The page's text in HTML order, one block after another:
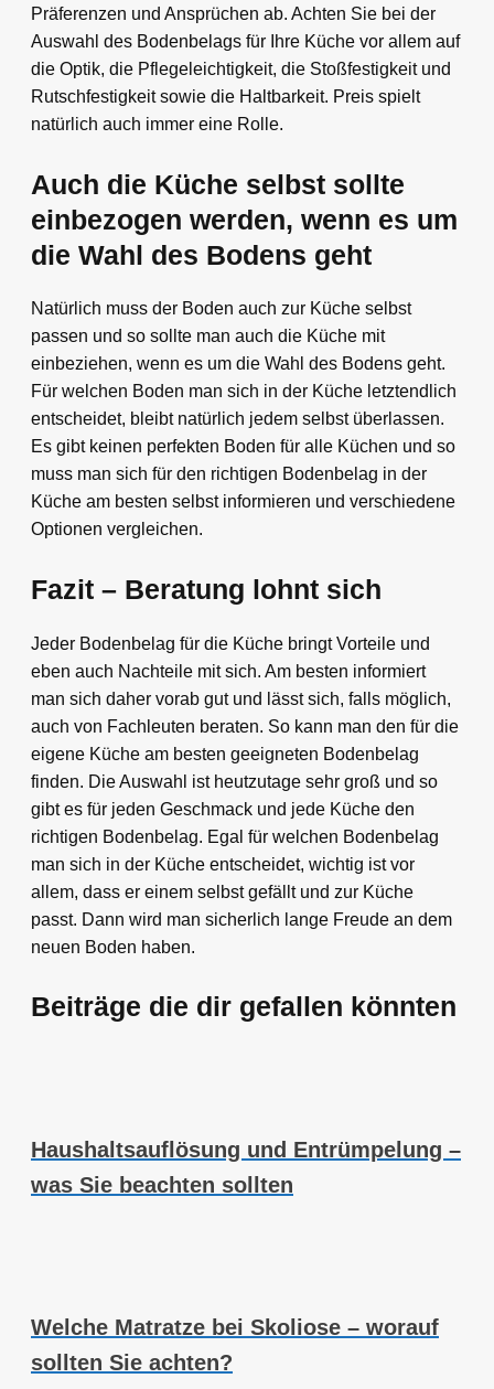
Präferenzen und Ansprüchen ab. Achten Sie bei der
Auswahl des Bodenbelags für Ihre Küche vor allem auf
die Optik, die Pflegeleichtigkeit, die Stoßfestigkeit und
Rutschfestigkeit sowie die Haltbarkeit. Preis spielt
natürlich auch immer eine Rolle.
Auch die Küche selbst sollte
einbezogen werden, wenn es um
die Wahl des Bodens geht
Natürlich muss der Boden auch zur Küche selbst
passen und so sollte man auch die Küche mit
einbeziehen, wenn es um die Wahl des Bodens geht.
Für welchen Boden man sich in der Küche letztendlich
entscheidet, bleibt natürlich jedem selbst überlassen.
Es gibt keinen perfekten Boden für alle Küchen und so
muss man sich für den richtigen Bodenbelag in der
Küche am besten selbst informieren und verschiedene
Optionen vergleichen.
Fazit – Beratung lohnt sich
Jeder Bodenbelag für die Küche bringt Vorteile und
eben auch Nachteile mit sich. Am besten informiert
man sich daher vorab gut und lässt sich, falls möglich,
auch von Fachleuten beraten. So kann man den für die
eigene Küche am besten geeigneten Bodenbelag
finden. Die Auswahl ist heutzutage sehr groß und so
gibt es für jeden Geschmack und jede Küche den
richtigen Bodenbelag. Egal für welchen Bodenbelag
man sich in der Küche entscheidet, wichtig ist vor
allem, dass er einem selbst gefällt und zur Küche
passt. Dann wird man sicherlich lange Freude an dem
neuen Boden haben.
Beiträge die dir gefallen könnten
Haushaltsauflösung und Entrümpelung –
was Sie beachten sollten
Welche Matratze bei Skoliose – worauf
sollten Sie achten?